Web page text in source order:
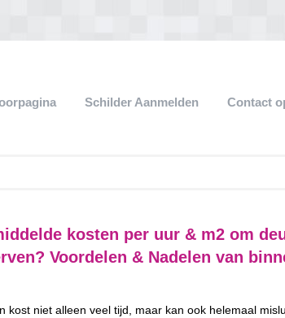
Schilder Aanmelden Contact
kosten per uur & m2 om
Voordelen & Nadelen van
kost niet alleen veel tijd, maar kan ook helemaal